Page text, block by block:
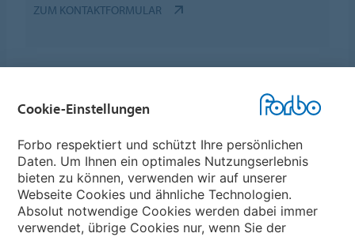
ZUM KONTAKTFORMULAR
Forbo-Gruppe
Forbo Flooring Systems
Cookie-Einstellungen
Forbo respektiert und schützt Ihre persönlichen
Daten. Um Ihnen ein optimales Nutzungserlebnis
bieten zu können, verwenden wir auf unserer
Webseite Cookies und ähnliche Technologien.
Absolut notwendige Cookies werden dabei immer
verwendet, übrige Cookies nur, wenn Sie der